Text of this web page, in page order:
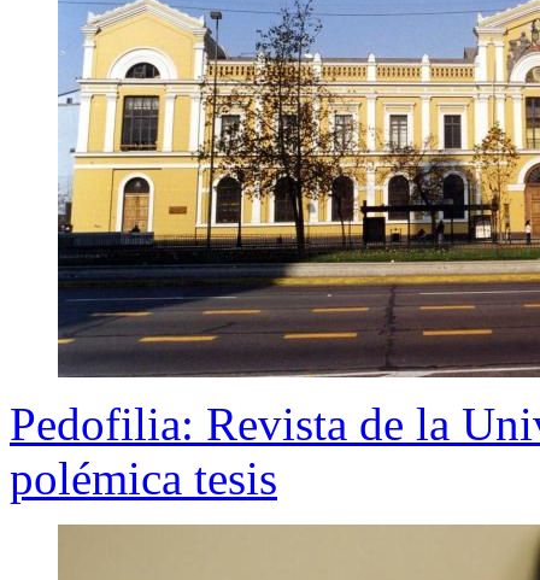
Pedofilia: Revista de la
polémica tesis